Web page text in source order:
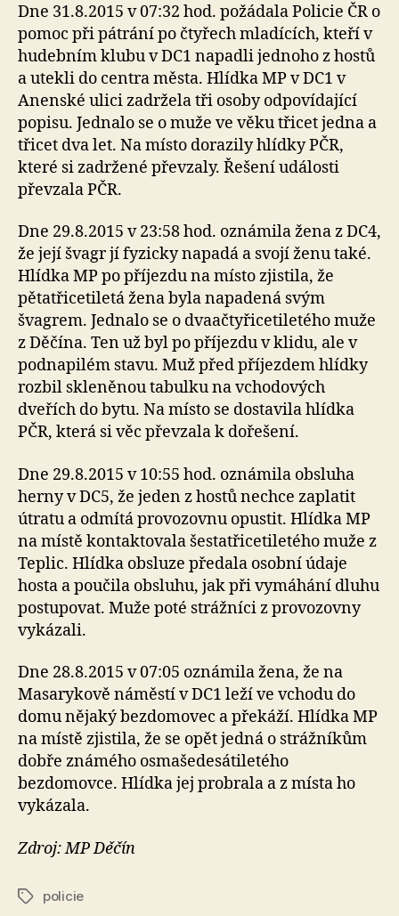
Dne 31.8.2015 v 07:32 hod. požádala Policie ČR o
pomoc při pátrání po čtyřech mladících, kteří v
hudebním klubu v DC1 napadli jednoho z hostů
a utekli do centra města. Hlídka MP v DC1 v
Anenské ulici zadržela tři osoby odpovídající
popisu. Jednalo se o muže ve věku třicet jedna a
třicet dva let. Na místo dorazily hlídky PČR,
které si zadržené převzaly. Řešení události
převzala PČR.
Dne 29.8.2015 v 23:58 hod. oznámila žena z DC4,
že její švagr jí fyzicky napadá a svojí ženu také.
Hlídka MP po příjezdu na místo zjistila, že
pětatřicetiletá žena byla napadená svým
švagrem. Jednalo se o dvaačtyřicetiletého muže
z Děčína. Ten už byl po příjezdu v klidu, ale v
podnapilém stavu. Muž před příjezdem hlídky
rozbil skleněnou tabulku na vchodových
dveřích do bytu. Na místo se dostavila hlídka
PČR, která si věc převzala k dořešení.
Dne 29.8.2015 v 10:55 hod. oznámila obsluha
herny v DC5, že jeden z hostů nechce zaplatit
útratu a odmítá provozovnu opustit. Hlídka MP
na místě kontaktovala šestatřicetiletého muže z
Teplic. Hlídka obsluze předala osobní údaje
hosta a poučila obsluhu, jak při vymáhání dluhu
postupovat. Muže poté strážníci z provozovny
vykázali.
Dne 28.8.2015 v 07:05 oznámila žena, že na
Masarykově náměstí v DC1 leží ve vchodu do
domu nějaký bezdomovec a překáží. Hlídka MP
na místě zjistila, že se opět jedná o strážníkům
dobře známého osmašedesátiletého
bezdomovce. Hlídka jej probrala a z místa ho
vykázala.
Zdroj: MP Děčín
Štítkypolicie